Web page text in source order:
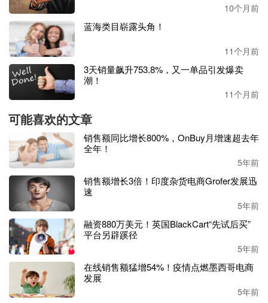
其中，与看直播电视相比，美国人在移动设备上花费的时间
增加了8％，在这之中，千禧一代和X世代在智能手机上花
费的时间分别增加了18％和30％。
每天观看3.7个小时的直播电视，而在移动设备上花费4个小
时
消费者在移动设备上花费更多时间相应地促进了移动商务的
用上花费了820亿小时，比2019年增长了30％。
种种数据向我们证明了移动商务的发展，各位卖家也要意识
智能手机已经成为消费者参与 营销活动的重要渠道，在将
来移动设备也有望促成更多的销售
针对移动商务不断发展的情况，有许多公司推出了专用于移
动设备的电子商务应用程序，为消费者提供与喜爱的品牌进
行互动的新方式。
各位卖家也要多重视在移动渠道方面的营销，比如打造适合
移动设备访问的网站、针对移动设备优化电子邮件页面等。
10个月前
蓝海类目崭露头角！
11个月前
3天销量飙升753.8%，又一单品引发爆卖
潮！
11个月前
可能喜欢的文章
销售额同比增长800%，OnBuy月增速超去年
全年！
5年前
销售额增长3倍！印度杂货电商Grofer发展迅
速
5年前
融资880万美元！英国BlackCart“先试后买”
平台另辟蹊径
5年前
在线销售额猛增54%！疫情点燃墨西哥电商
发展
5年前